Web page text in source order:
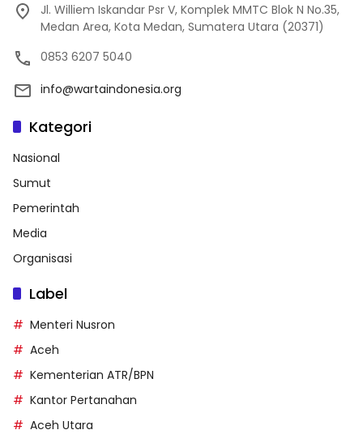
Jl. Williem Iskandar Psr V, Komplek MMTC Blok N No.35,
Medan Area, Kota Medan, Sumatera Utara (20371)
0853 6207 5040
info@wartaindonesia.org
Kategori
Nasional
Sumut
Pemerintah
Media
Organisasi
Label
Menteri Nusron
Aceh
Kementerian ATR/BPN
Kantor Pertanahan
Aceh Utara